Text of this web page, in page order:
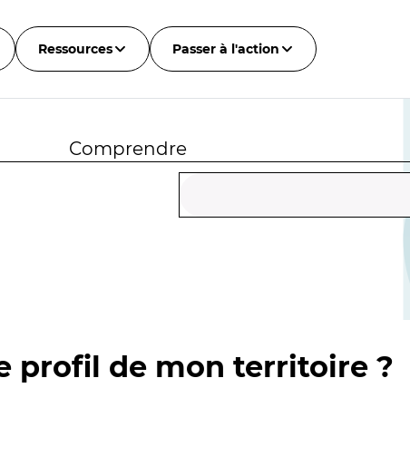
Ressources Passer à l'action
Comprendre
profil de mon territoire ?